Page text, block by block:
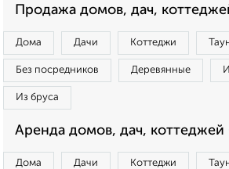
Продажа домов, дач,
Дома Дачи Коттеджи
Без посредников Деревянные
Из бруса
Аренда домов, дач, коттеджей
Дома Дачи Коттеджи